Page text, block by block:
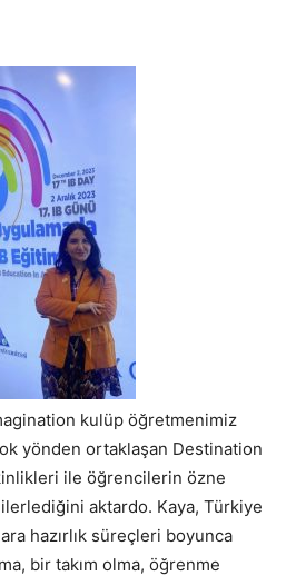
kulüp öğretmenimiz
yönden ortaklaşan Destination
ile öğrencilerin özne
ilerlediğini aktardo. Kaya, Türkiye
hazırlık süreçleri boyunca
bir takım olma, öğrenme